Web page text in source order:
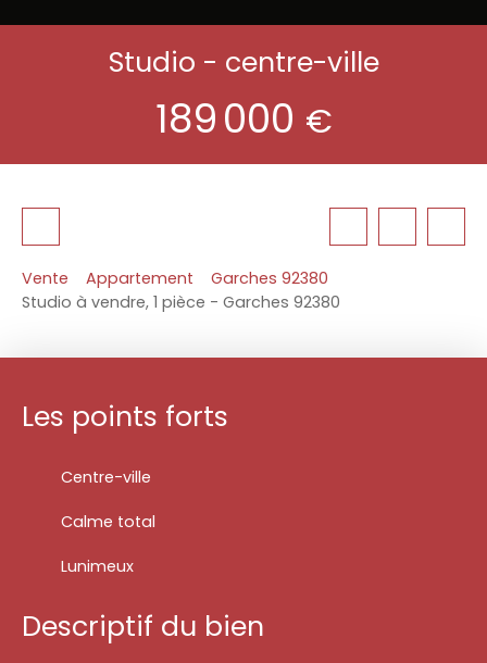
Studio - centre-ville
189 000 €
Vente Appartement
Garches 92380
Studio à vendre, 1 pièce - Garches 92380
Les points forts
Centre-ville
Calme total
Lunimeux
Descriptif du bien